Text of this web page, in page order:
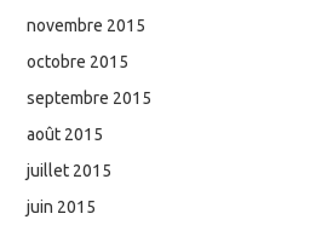
novembre 2015
octobre 2015
septembre 2015
août 2015
juillet 2015
juin 2015